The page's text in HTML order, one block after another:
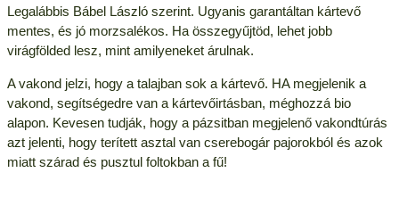
Legalábbis Bábel László szerint. Ugyanis garantáltan kártevő
mentes, és jó morzsalékos. Ha összegyűjtöd, lehet jobb
virágfölded lesz, mint amilyeneket árulnak.
A vakond jelzi, hogy a talajban sok a kártevő. HA megjelenik a
vakond, segítségedre van a kártevőirtásban, méghozzá bio
alapon. Kevesen tudják, hogy a pázsitban megjelenő vakondtúrás
azt jelenti, hogy terített asztal van cserebogár pajorokból és azok
miatt szárad és pusztul foltokban a fű!